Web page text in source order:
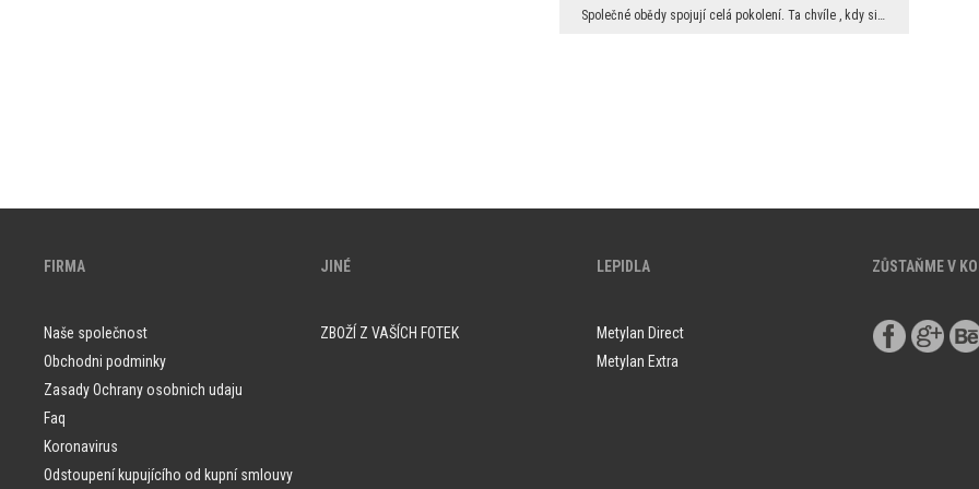
FIRMA
Naše společnost
Obchodni podminky
Zasady Ochrany osobnich udaju
Faq
Koronavirus
Odstoupení kupujícího od kupní smlouvy
JINÉ
ZBOŽÍ Z VAŠÍCH FOTEK
LEPIDLA
Metylan Direct
Metylan Extra
ZŮSTAŇME V